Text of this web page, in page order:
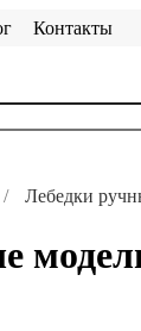
Контакты
Лебедки